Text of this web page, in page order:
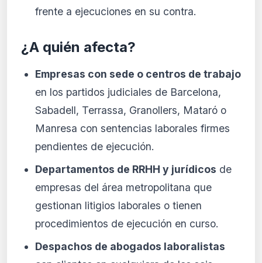
frente a ejecuciones en su contra.
¿A quién afecta?
Empresas con sede o centros de trabajo
en los partidos judiciales de Barcelona,
Sabadell, Terrassa, Granollers, Mataró o
Manresa con sentencias laborales firmes
pendientes de ejecución.
Departamentos de RRHH y jurídicos de
empresas del área metropolitana que
gestionan litigios laborales o tienen
procedimientos de ejecución en curso.
Despachos de abogados laboralistas